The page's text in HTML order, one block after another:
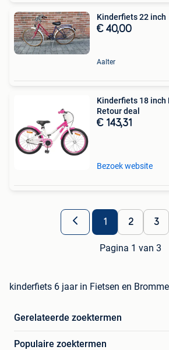
Kinderfiets 22 inch
€ 40,00
Aalter
Kinderfiets 18 inch
Retour deal
€ 143,31
Bezoek website
1 2 3
Pagina 1 van 3
kinderfiets 6 jaar in Fietsen en
Gerelateerde zoektermen
Populaire zoektermen